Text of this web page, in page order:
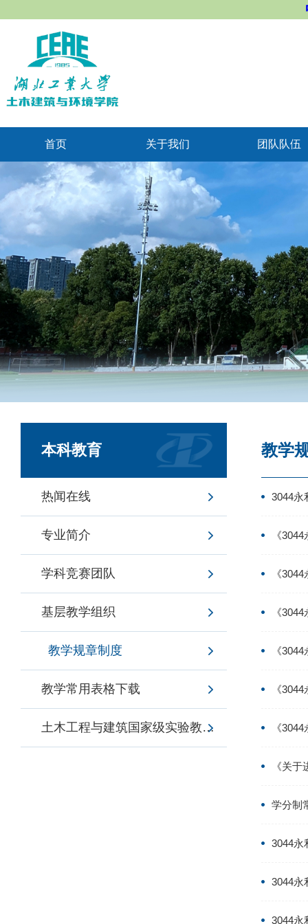
首页 关于我们 团队队伍
本科教育
热闻在线
专业简介
学科竞赛团队
基层教学组织
教学规章制度
教学常用表格下载
土木工程与建筑国家级实验教学示范中心
教学
3044永
《
《
《
《
《
《
《关
学分制
3044永
3044永
3044永